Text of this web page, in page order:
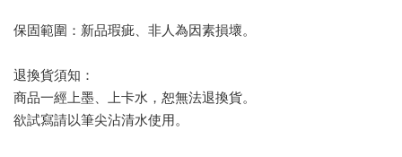
保固範圍：新品瑕疵、非人為因素損壞。
退換貨須知：
商品一經上墨、上卡水，恕無法退換貨。
欲試寫請以筆尖沾清水使用。